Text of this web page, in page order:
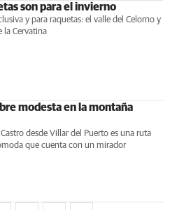
son para el invierno
y para raquetas: el valle del Celorno y
la Cervatina
modesta en la montaña
desde Villar del Puerto es una ruta
que cuenta con un mirador